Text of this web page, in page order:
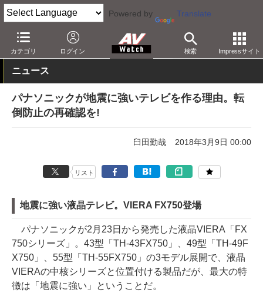
Powered by Translate
カテゴリ ログイン 検索 Impressサイト
AV Watch 製品 テレビ パナソニック
ニュース
パナソニックが地震に強いテレビを作る理由。転
倒防止の再確認を!
臼田勤哉 2018年3月9日 00:00
リスト
地震に強い液晶テレビ。VIERA FX750登場
パナソニックが2月23日から発売した液晶VIERA「FX
750シリーズ」。43型「TH-43FX750」、49型「TH-49F
X750」、55型「TH-55FX750」の3モデル展開で、液晶
VIERAの中核シリーズと位置付ける製品だが、最大の特
徴は「地震に強い」ということだ。